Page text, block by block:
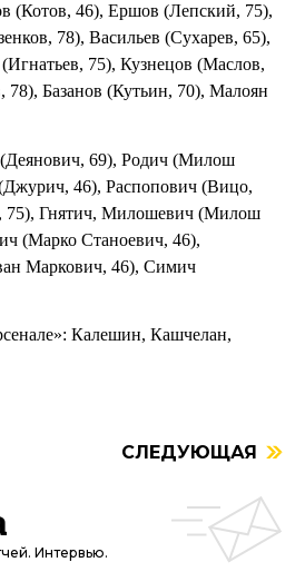
(Котов, 46), Ершов (Лепский, 75),
78), Васильев (Сухарев, 65),
75), Кузнецов (Маслов,
Базанов (Кутьин, 70), Малоян
69), Родич (Милош
46), Распопович (Вицо,
75), Гнятич, Милошевич (Милош
(Марко Станоевич, 46),
Маркович, 46), Симич
Калешин, Кашчелан,
СЛЕДУЮЩАЯ
Интервью.